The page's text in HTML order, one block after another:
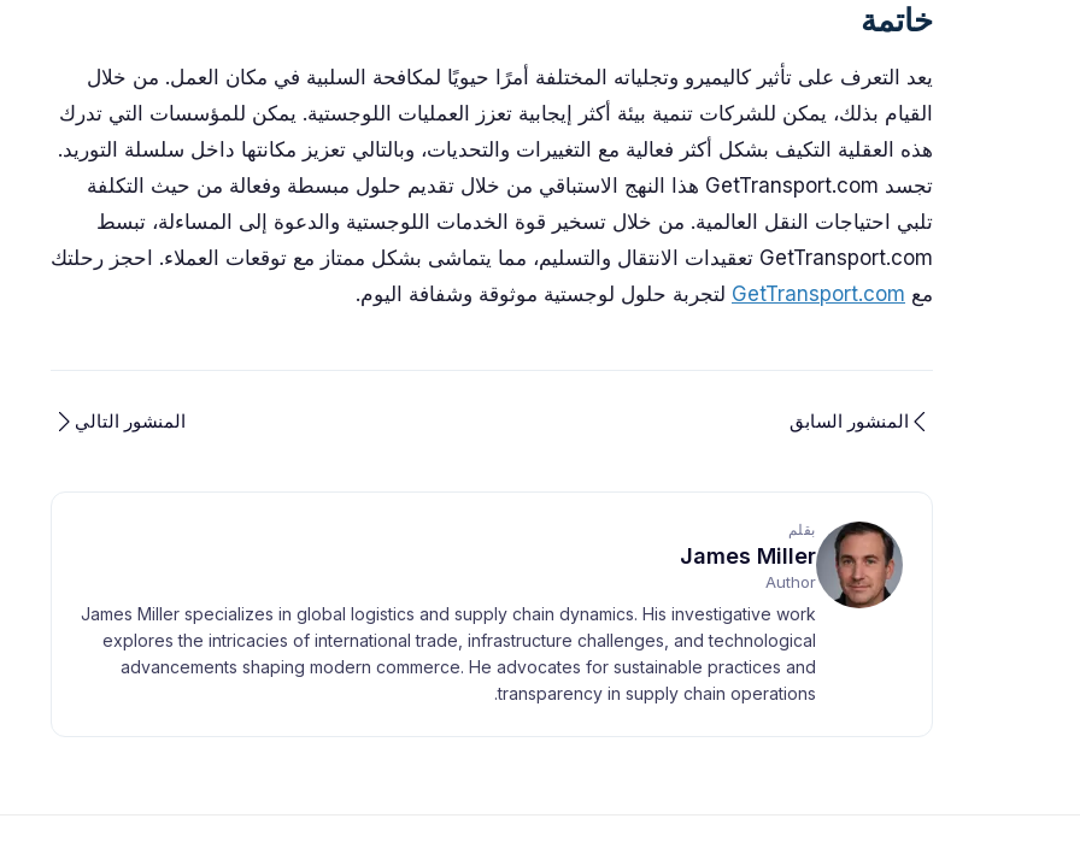
خاتمة
يعد التعرف على تأثير كاليميرو وتجلياته المختلفة أمرًا حيويًا لمكافحة السلبية في مكان العمل. من خلال
القيام بذلك، يمكن للشركات تنمية بيئة أكثر إيجابية تعزز العمليات اللوجستية. يمكن للمؤسسات التي تدرك
هذه العقلية التكيف بشكل أكثر فعالية مع التغييرات والتحديات، وبالتالي تعزيز مكانتها داخل سلسلة التوريد.
تجسد GetTransport.com هذا النهج الاستباقي من خلال تقديم حلول مبسطة وفعالة من حيث التكلفة
تلبي احتياجات النقل العالمية. من خلال تسخير قوة الخدمات اللوجستية والدعوة إلى المساءلة، تبسط
GetTransport.com تعقيدات الانتقال والتسليم، مما يتماشى بشكل ممتاز مع توقعات العملاء. احجز رحلتك
مع GetTransport.com لتجربة حلول لوجستية موثوقة وشفافة اليوم.
المنشور السابق المنشور التالي
بقلم
James Miller
Author
James Miller specializes in global logistics and supply chain dynamics. His investigative work
explores the intricacies of international trade, infrastructure challenges, and technological
advancements shaping modern commerce. He advocates for sustainable practices and
transparency in supply chain operations.